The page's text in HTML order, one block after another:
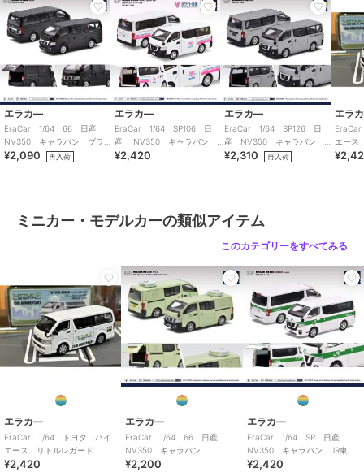
エラカ―
EraCar 1/64 66 日産
NV350 キャラバン ブラッ
ク
¥2,090 再入荷
エラカ―
EraCar 1/64 SP106 日
産 NV350 キャラバン
ホワイト急便 ホワイト
¥2,420
エラカ―
EraCar 1/64 SP126 日
産 NV350 キャラバン シ
ルバー 日本限定カラー
¥2,310 再入荷
エラ
エー
15th
ミニカー・モデルカーの類似アイテム
このカテゴリーをすべてみる
エラカ―
EraCar 1/64 トヨタ ハイ
エース リトルレガード
15th ANNIVERSARY
¥2,420
エラカ―
EraCar 1/64 66 日産
NV350 キャラバン
AFCD（香港政府漁農自然護理
¥2,200
エラカ―
EraCar 1/64 SP 日産
NV350 キャラバン JR東日
本 土浦運輸区 業務用自動
¥2,420